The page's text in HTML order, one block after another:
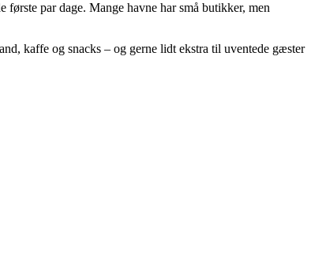
par dage. Mange havne har små butikker, men
kaffe og snacks – og gerne lidt ekstra til uventede gæster